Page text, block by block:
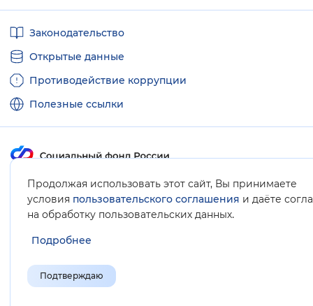
Продолжая использовать этот сайт, Вы принимаете
условия пользовательского соглашения и даёте
на обработку пользовательских данных.
Подробнее
Подтверждаю
ссылкиЗаконодательство
Открытые данные
Противодействие коррупции
Полезные ссылки
Карта сайта
© Социальный фонд России, 2008-2026